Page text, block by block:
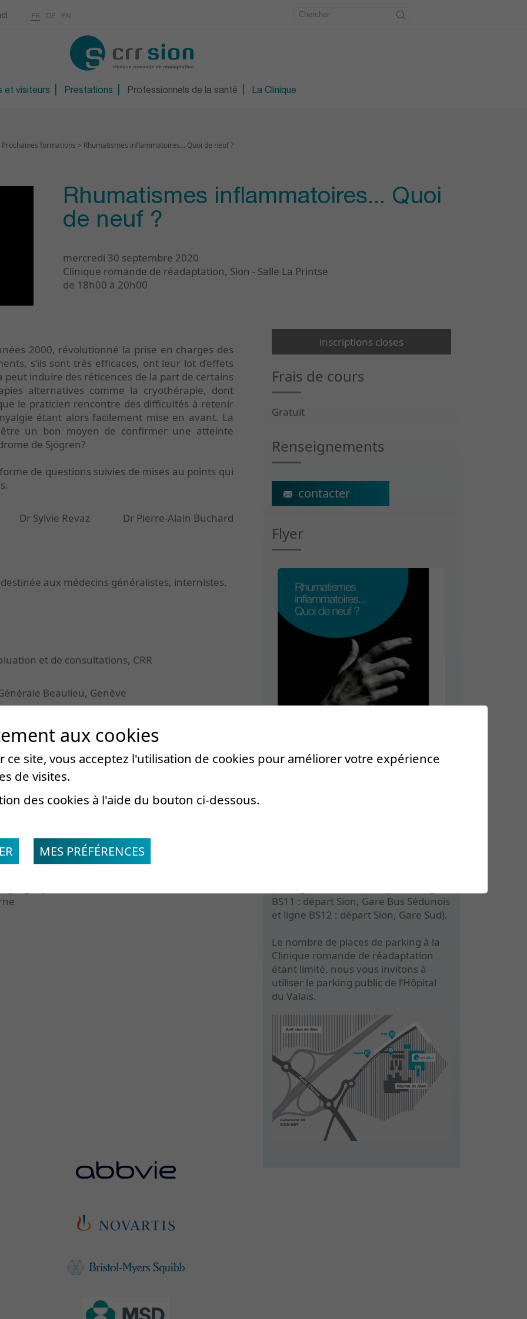
FR DE EN
et visiteurs Prestations
Orthopédie technique
Orthopédie technique du pied
Professionnels de la santé La Clinique
Prochaines formations > Rhumatismes inflammatoires... Quoi de neuf ?
Rhumatismes inflammatoires... Quoi
de neuf ?
mercredi 30 septembre 2020
Clinique romande de réadaptation, Sion - Salle La Printse
de 18h00 à 20h00
2000, révolutionné la prise en charges des
s’ils sont très efficaces, ont leur lot d’effets
induire des réticences de la part de certains
alternatives comme la cryothérapie, dont
le praticien rencontre des difficultés à retenir
étant alors facilement mise en avant. La
être un bon moyen de confirmer une atteinte
de Sjögren?
de questions suivies de mises au points qui
Dr Sylvie Revaz Dr Pierre-Alain Buchard
aux médecins généralistes, internistes,
et de consultations, CRR
Beaulieu, Genève
consultations, CRR
ça marche vraiment ?
salivaires accessoires : quelle(s)indication(s)
inscriptions closes
Frais de cours
Gratuit
Renseignements
ecs@crr-suva.ch
Flyer
BS11 : départ Sion, Gare Bus Sédunois
et ligne BS12 : départ Sion, Gare Sud).
Le nombre de places de parking à la
Clinique romande de réadaptation
étant limité, nous vous invitons à
utiliser le parking public de l’Hôpital
du Valais.
aux cookies
ce site, vous acceptez l'utilisation de cookies pour améliorer votre expérience
de visites.
des cookies à l'aide du bouton ci-dessous.
MES PRÉFÉRENCES